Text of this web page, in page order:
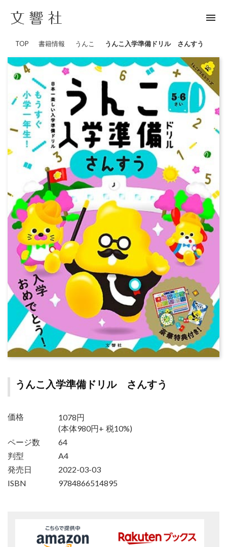
menu
TOP 書籍情報 うんこ うんこ入学準備ドリル さんすう
うんこ入学準備ドリル さんすう
価格
1078円
(本体980円+ 税10%)
ページ数
64
判型
A4
発売日
2022-03-03
ISBN
9784866514895